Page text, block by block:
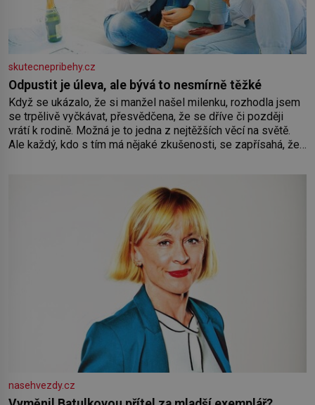
skutecnepribehy.cz
Odpustit je úleva, ale bývá to nesmírně těžké
Když se ukázalo, že si manžel našel milenku, rozhodla jsem
se trpělivě vyčkávat, přesvědčena, že se dříve či později
vrátí k rodině. Možná je to jedna z nejtěžších věcí na světě.
Ale každý, kdo s tím má nějaké zkušenosti, se zapřísahá, že
nasehvezdy.cz